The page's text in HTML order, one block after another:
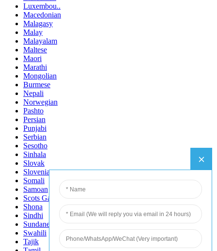
Luxembou..
Macedonian
Malagasy
Malay
Malayalam
Maltese
Maori
Marathi
Mongolian
Burmese
Nepali
Norwegian
Pashto
Persian
Punjabi
Serbian
Sesotho
Sinhala
Slovak
Slovenian
Somali
Samoan
Scots Gaelic
Shona
Sindhi
Sundanese
Swahili
Tajik